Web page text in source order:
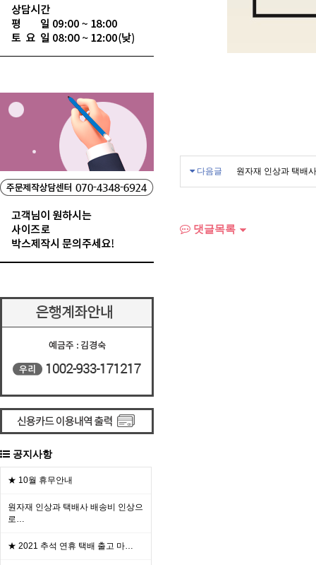
공지사항
★ 10월 휴무안내
원자재 인상과 택배사 배송비 인상으
로…
★ 2021 추석 연휴 택배 출고 마…
다음글 원자재 인상과 택배
댓글목록